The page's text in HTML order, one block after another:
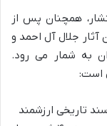
همچنان پس از
جلال آل احمد و
به شمار می رود.
است:
تاریخی ارزشمند